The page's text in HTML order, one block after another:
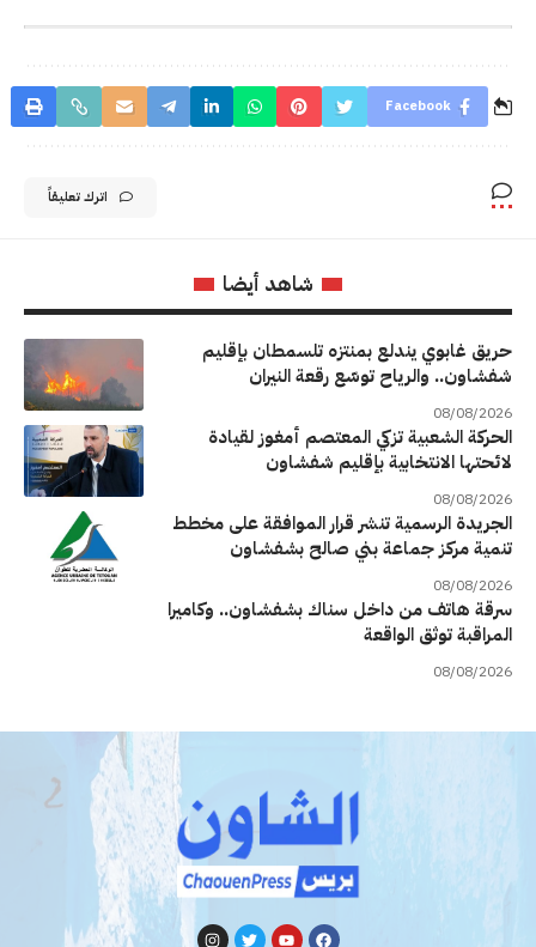
Facebook
اترك تعليقاً
شاهد أيضا
حريق غابوي يندلع بمنتزه تلسمطان بإقليم
شفشاون.. والرياح توسّع رقعة النيران
08/08/2026
الحركة الشعبية تزكي المعتصم أمغوز لقيادة
لائحتها الانتخابية بإقليم شفشاون
08/08/2026
الجريدة الرسمية تنشر قرار الموافقة على مخطط
تنمية مركز جماعة بني صالح بشفشاون
08/08/2026
سرقة هاتف من داخل سناك بشفشاون.. وكاميرا
المراقبة توثق الواقعة
08/08/2026